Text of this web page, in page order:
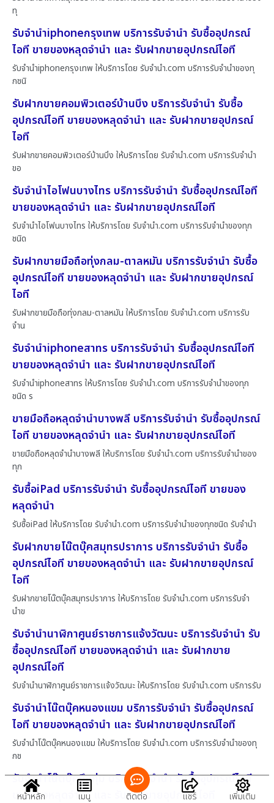
ทุ
รับจำนำiphoneกรุงเทพ บริการรับจำนำ รับซื้ออุปกรณ์
ไอที ขายของหลุดจำนำ และ รับฝากขายอุปกรณ์ไอที
รับจำนำiphoneกรุงเทพ ให้บริการโดย รับจํานํา.com บริการรับจำนำของทุ
กชนิ
รับฝากขายคอมพิวเตอร์บ้านบึง บริการรับจำนำ รับซื้อ
อุปกรณ์ไอที ขายของหลุดจำนำ และ รับฝากขายอุปกรณ์
ไอที
รับฝากขายคอมพิวเตอร์บ้านบึง ให้บริการโดย รับจํานํา.com บริการรับจำนำ
ขอ
รับจำนำไอโฟนบางไทร บริการรับจำนำ รับซื้ออุปกรณ์ไอที
ขายของหลุดจำนำ และ รับฝากขายอุปกรณ์ไอที
รับจำนำไอโฟนบางไทร ให้บริการโดย รับจํานํา.com บริการรับจำนำของทุก
ชนิด
รับฝากขายมือถือทุ่งกลม-ตาลหมัน บริการรับจำนำ รับซื้อ
อุปกรณ์ไอที ขายของหลุดจำนำ และ รับฝากขายอุปกรณ์
ไอที
รับฝากขายมือถือทุ่งกลม-ตาลหมัน ให้บริการโดย รับจํานํา.com บริการรับ
จำน
รับจำนำiphoneสาทร บริการรับจำนำ รับซื้ออุปกรณ์ไอที
ขายของหลุดจำนำ และ รับฝากขายอุปกรณ์ไอที
รับจำนำiphoneสาทร ให้บริการโดย รับจํานํา.com บริการรับจำนำของทุก
ชนิด ร
ขายมือถือหลุดจำนำบางพลี บริการรับจำนำ รับซื้ออุปกรณ์
ไอที ขายของหลุดจำนำ และ รับฝากขายอุปกรณ์ไอที
ขายมือถือหลุดจำนำบางพลี ให้บริการโดย รับจํานํา.com บริการรับจำนำของ
ทุก
รับซื้อiPad บริการรับจำนำ รับซื้ออุปกรณ์ไอที ขายของ
หลุดจำนำ
รับซื้อiPad ให้บริการโดย รับจํานํา.com บริการรับจำนำของทุกชนิด รับจำนำ
รับฝากขายโน๊ตบุ๊คสมุทรปราการ บริการรับจำนำ รับซื้อ
อุปกรณ์ไอที ขายของหลุดจำนำ และ รับฝากขายอุปกรณ์
ไอที
รับฝากขายโน๊ตบุ๊คสมุทรปราการ ให้บริการโดย รับจํานํา.com บริการรับจำ
นำข
รับจำนำนาฬิกาศูนย์ราชการแจ้งวัฒนะ บริการรับจำนำ รับ
ซื้ออุปกรณ์ไอที ขายของหลุดจำนำ และ รับฝากขาย
อุปกรณ์ไอที
รับจำนำนาฬิกาศูนย์ราชการแจ้งวัฒนะ ให้บริการโดย รับจํานํา.com บริการรับ
รับจำนำโน๊ตบุ๊คหนองแขม บริการรับจำนำ รับซื้ออุปกรณ์
ไอที ขายของหลุดจำนำ และ รับฝากขายอุปกรณ์ไอที
รับจำนำโน๊ตบุ๊คหนองแขม ให้บริการโดย รับจํานํา.com บริการรับจำนำของทุ
กช
รับจำนำโน๊ตบุ๊คบึงกุ่ม บริการรับจำนำ รับซื้ออุปกรณ์ไอที
ขายของหลุดจำนำ และ รับฝากขายอุปกรณ์ไอที
หน้าหลัก เมนู ติดต่อ แชร์ เพิ่มเติม